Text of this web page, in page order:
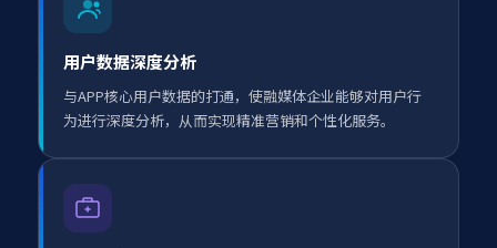
用户数据深度分析
与APP核心用户数据的打通，使融媒体企业能够对用户行
为进行深度分析，从而实现精准营销和个性化服务。